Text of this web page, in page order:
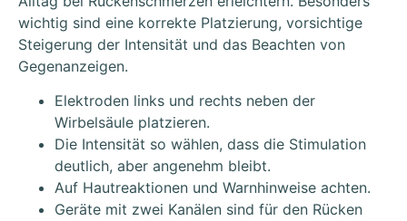
wichtig sind eine korrekte Platzierung, vorsichtige
Steigerung der Intensität und das Beachten von
Gegenanzeigen.
Elektroden links und rechts neben der
Wirbelsäule platzieren.
Die Intensität so wählen, dass die Stimulation
deutlich, aber angenehm bleibt.
Auf Hautreaktionen und Warnhinweise achten.
Geräte mit zwei Kanälen sind für den Rücken